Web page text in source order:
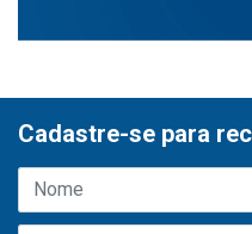
Cadastre-se para